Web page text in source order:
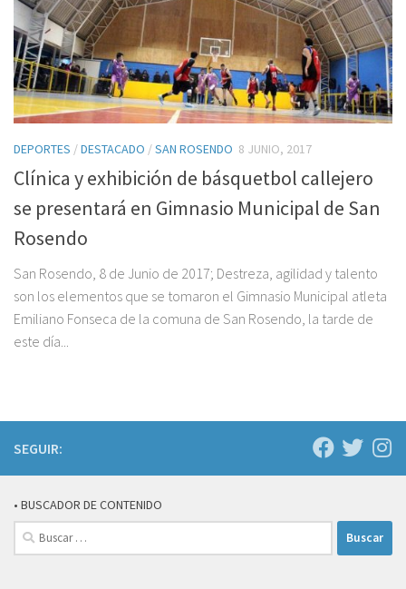
DEPORTES /DESTACADO /SAN ROSENDO 8 JUNIO, 2017
Clínica y exhibición de básquetbol callejero
se presentará en Gimnasio Municipal de San
Rosendo
San Rosendo, 8 de Junio de 2017; Destreza, agilidad y talento
son los elementos que se tomaron el Gimnasio Municipal atleta
Emiliano Fonseca de la comuna de San Rosendo, la tarde de
este día...
SEGUIR:
• BUSCADOR DE CONTENIDO
Buscar: